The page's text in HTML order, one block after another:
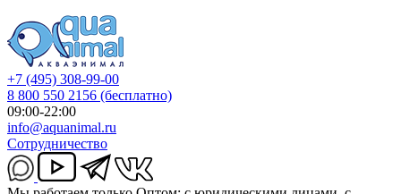
+7 (495) 308-99-00
8 800 550 2156 (бесплатно)
09:00-22:00
info@aquanimal.ru
Сотрудничество